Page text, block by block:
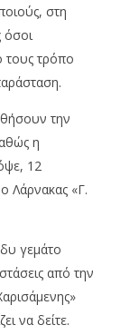
στη
όσοι
τους τρόπο
την
η
12
Λάρνακας «Γ.
γεμάτο
από την
να δείτε.